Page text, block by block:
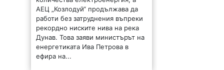
АЕЦ „Козлодуй“ продължава да
работи без затруднения въпреки
рекордно ниските нива на река
Дунав. Това заяви министърът на
енергетиката Ива Петрова в
ефира на...